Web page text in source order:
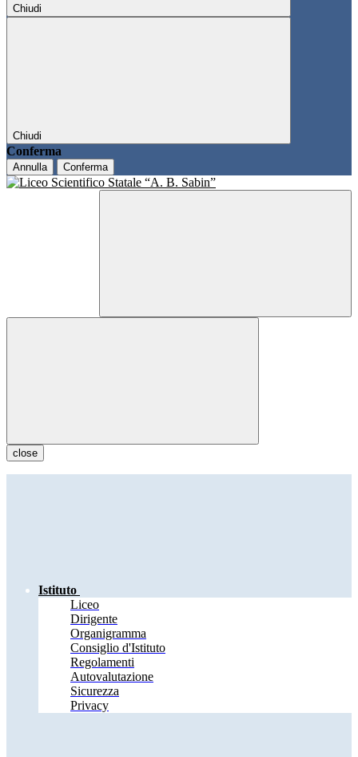
Chiudi
Chiudi
Conferma
Annulla Conferma
close
Istituto
Liceo
Dirigente
Organigramma
Consiglio d'Istituto
Regolamenti
Autovalutazione
Sicurezza
Privacy